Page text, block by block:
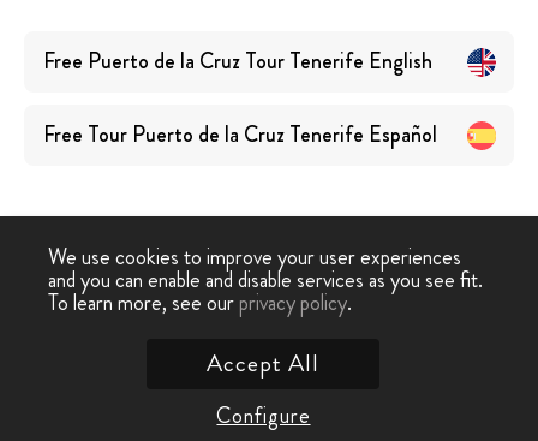
Free Puerto de la Cruz Tour Tenerife English
Free Tour Puerto de la Cruz Tenerife Español
Free
Walking Tour - Free Tour
Tenerife › Free Tour Puerto de la
Cruz Tenerife
We use cookies to improve your user experiences
and you can enable and disable services as you see fit.
To learn more, see ourprivacy policy.
Configure
Accept All